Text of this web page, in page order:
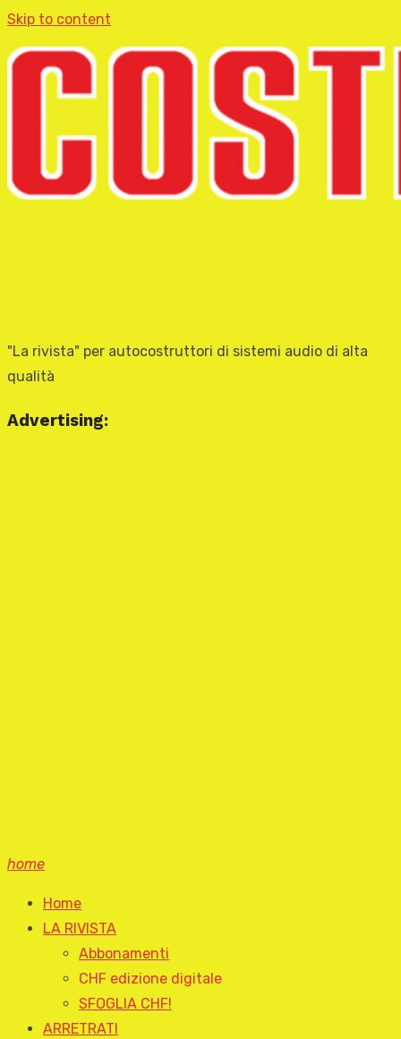
Skip to content
"La rivista" per autocostruttori di sistemi audio di alta
qualità
Advertising:
home
Home
LA RIVISTA
Abbonamenti
CHF edizione digitale
SFOGLIA CHF!
ARRETRATI